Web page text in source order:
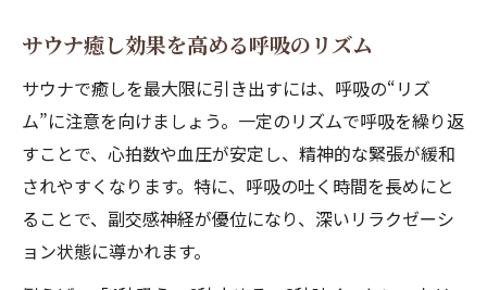
サウナ癒し効果を高める呼吸のリズム
サウナで癒しを最大限に引き出すには、呼吸の“リズ
ム”に注意を向けましょう。一定のリズムで呼吸を繰り返
すことで、心拍数や血圧が安定し、精神的な緊張が緩和
されやすくなります。特に、呼吸の吐く時間を長めにと
ることで、副交感神経が優位になり、深いリラクゼーシ
ョン状態に導かれます。